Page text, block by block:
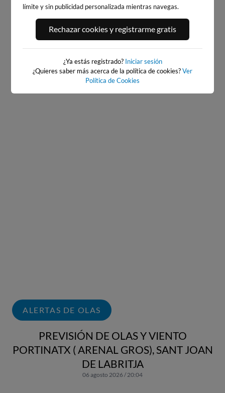
PORT ANDRATX
89km · Andratx
PLAYA DE LA GRAVA
0.1 m CHOPI
ALERTAS DE OLAS
PREVISIÓN DE OLAS Y VIENTO
PORTINATX ( ARENAL GROS), SANT JOAN
DE LABRITJA
06 agosto 2026 / 20:04
límite y sin publicidad personalizada mientras navegas.
Rechazar cookies y registrarme gratis
¿Ya estás registrado? Iniciar sesión
¿Quieres saber más acerca de la política de cookies?Ver
Política de Cookies